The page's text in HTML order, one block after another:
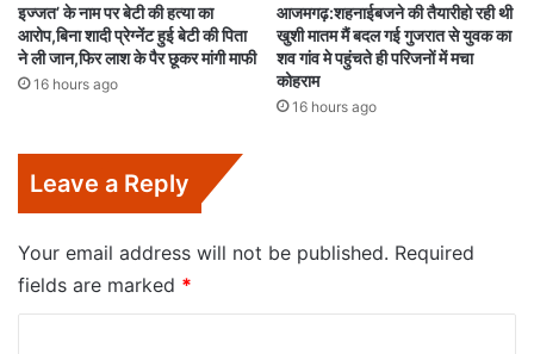
इज्जत’ के नाम पर बेटी की हत्या का
आरोप,बिना शादी प्रेग्नेंट हुई बेटी की पिता
ने ली जान,फिर लाश के पैर छूकर मांगी माफी
16 hours ago
आजमगढ़:शहनाईबजने की तैयारीहो रही थी
खुशी मातम मैं बदल गई गुजरात से युवक का
शव गांव मे पहुंचते ही परिजनों में मचा
कोहराम
16 hours ago
Leave a Reply
Your email address will not be published. Required
fields are marked *